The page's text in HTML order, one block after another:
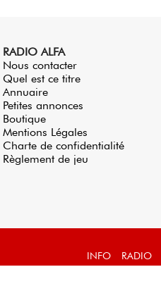
RADIO ALFA
Nous contacter
Quel est ce titre
Annuaire
Petites annonces
Boutique
Mentions Légales
Charte de confidentialité
Règlement de jeu
INFO RADIO